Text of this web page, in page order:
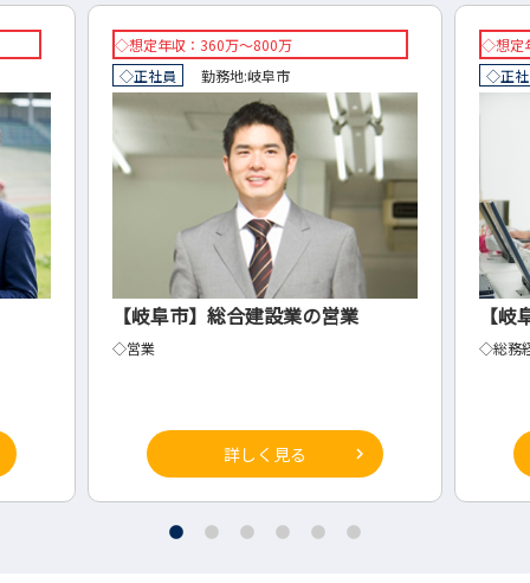
◇想定年収：360万～800万
◇正社員
勤務地:岐阜市
【岐阜市】総合建設業の営業
◇営業
詳しく見る
◇想定
◇正
【
◇総務